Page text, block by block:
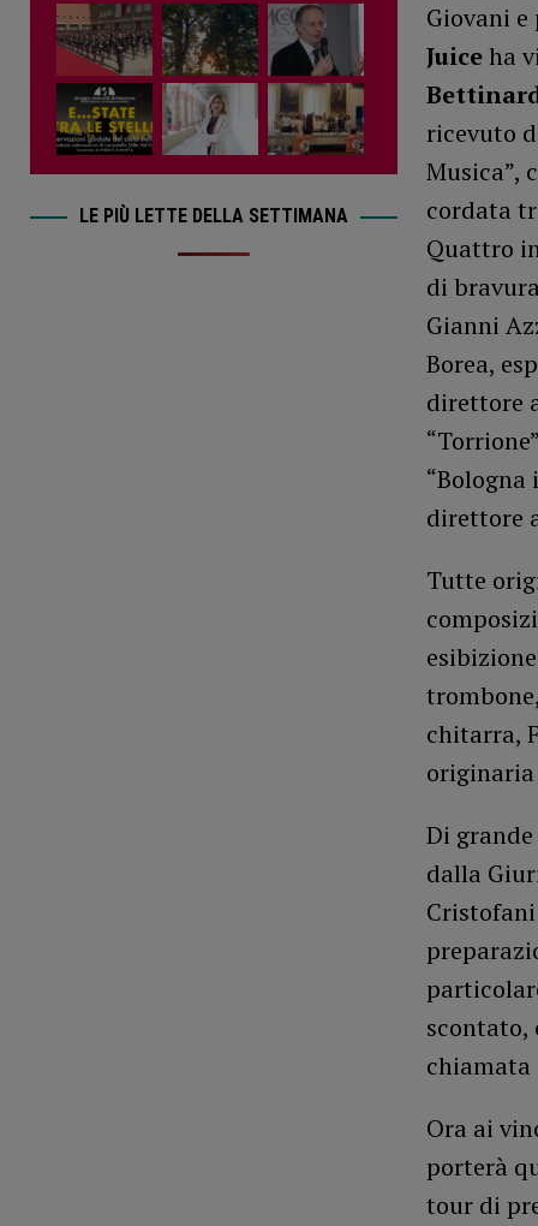
Giovani
Juiceha
ricevuto
Musica”,
cordata
Quattro
di
Gianni
Borea,
direttore
“Bologna
direttore
Tutte
chitarra,
Di
dalla
scontato,
chiamata
Ora ai
porterà
tour di
LE PIÙ LETTE DELLA SETTIMANA